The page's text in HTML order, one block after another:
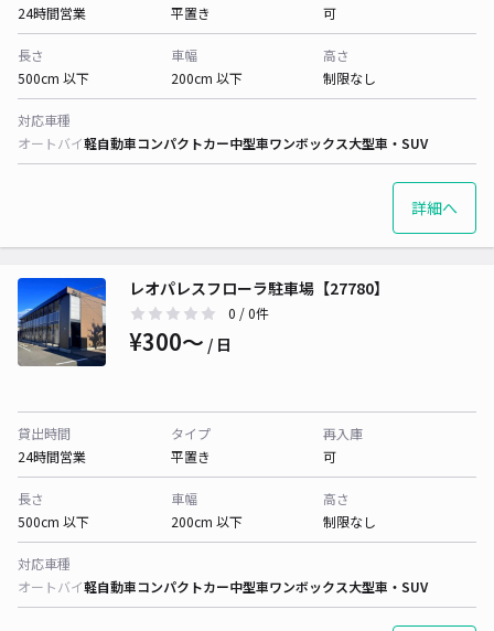
24時間営業
平置き
可
長さ
500cm 以下
車幅
200cm 以下
高さ
制限なし
対応車種
オートバイ軽自動車コンパクトカー中型車ワンボックス大型車・SUV
詳細へ
レオパレスフローラ駐車場【27780】
0 / 0件
¥300〜 / 日
貸出時間
24時間営業
タイプ
平置き
再入庫
可
長さ
500cm 以下
車幅
200cm 以下
高さ
制限なし
対応車種
オートバイ軽自動車コンパクトカー中型車ワンボックス大型車・SUV